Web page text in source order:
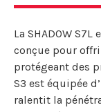
La SHADOW
conçue pour
protégeant des
S3 est équipée
ralentit la